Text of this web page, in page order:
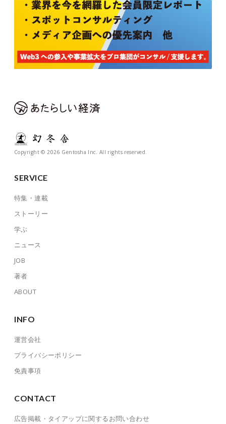
Copyright © 2026 Gentosha Inc. All rights reserved.
SERVICE
特集・連載
ストーリー
学ぶ
ニュース
JOB
著者
ABOUT
INFO
運営会社
プライバシーポリシー
免責事項
CONTACT
広告掲載・タイアップに関するお問い合わせ